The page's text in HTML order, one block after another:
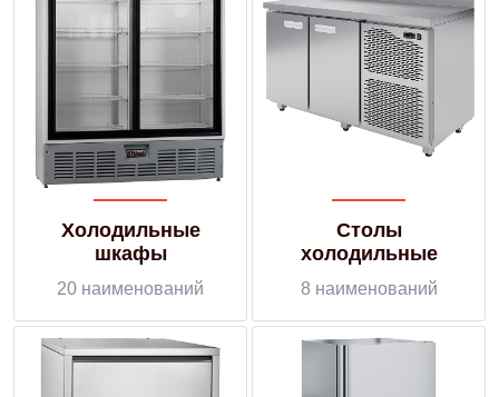
Холодильные
шкафы
20 наименований
Столы
холодильные
8 наименований